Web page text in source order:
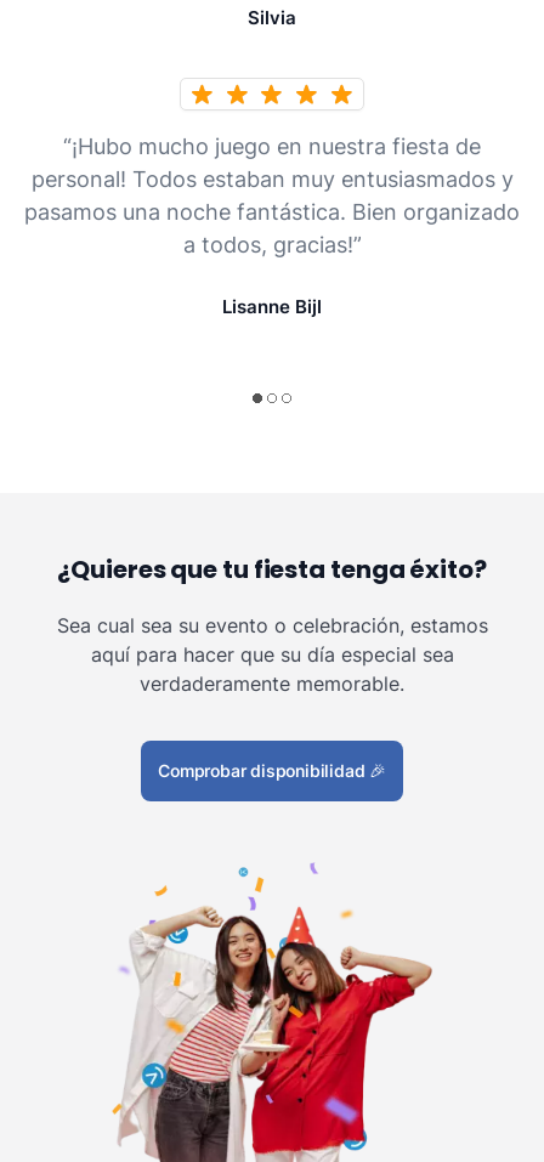
Silvia
“¡Hubo mucho juego en nuestra fiesta de
personal! Todos estaban muy entusiasmados y
pasamos una noche fantástica. Bien organizado
a todos, gracias!”
Lisanne Bijl
¿Quieres que tu fiesta tenga éxito?
Sea cual sea su evento o celebración, estamos
aquí para hacer que su día especial sea
verdaderamente memorable.
Comprobar disponibilidad 🎉